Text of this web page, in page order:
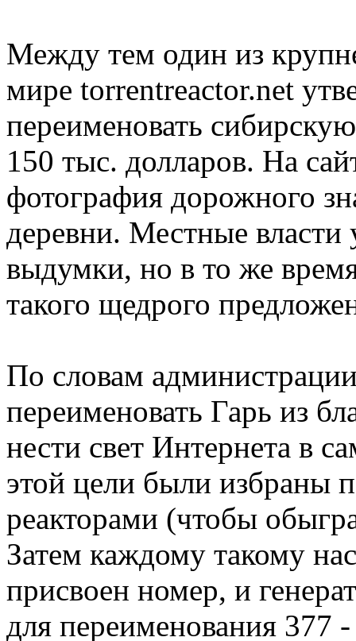
Между тем один из
мире torrentreactor.net
переименовать
150 тыс. долларов. На
фотография дорожного
деревни. Местные власти
выдумки, но в то же
такого щедрого
По словам
переименовать Гарь из
нести свет Интернета в
этой цели были избраны
реакторами (чтобы
Затем каждому такому
присвоен номер, и
для переименования 377